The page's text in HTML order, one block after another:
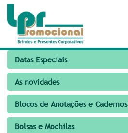
Datas Especiais
As novidades
Blocos de Anotações e Cadernos
Bolsas e Mochilas